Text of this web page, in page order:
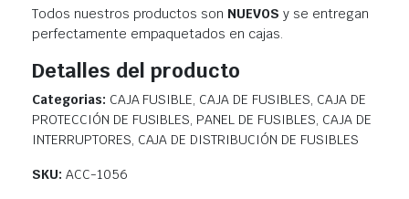
Todos nuestros productos son NUEVOS y se entregan
perfectamente empaquetados en cajas.
Detalles del producto
Categorias: CAJA FUSIBLE, CAJA DE FUSIBLES, CAJA DE
PROTECCIÓN DE FUSIBLES, PANEL DE FUSIBLES, CAJA DE
INTERRUPTORES, CAJA DE DISTRIBUCIÓN DE FUSIBLES
SKU: ACC-1056